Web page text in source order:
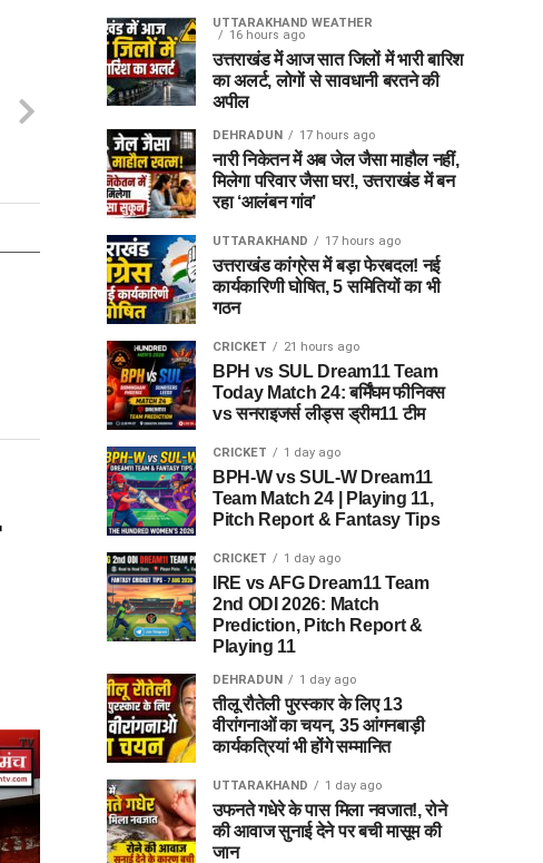
UTTARAKHAND WEATHER
16 hours ago
उत्तराखंड में आज सात जिलों में भारी बारिश
का अलर्ट, लोगों से सावधानी बरतने की
अपील
DEHRADUN 17 hours ago
नारी निकेतन में अब जेल जैसा माहौल नहीं,
मिलेगा परिवार जैसा घर!, उत्तराखंड में बन
रहा ‘आलंबन गांव’
UTTARAKHAND 17 hours ago
उत्तराखंड कांग्रेस में बड़ा फेरबदल! नई
कार्यकारिणी घोषित, 5 समितियों का भी
गठन
CRICKET 21 hours ago
BPH vs SUL Dream11 Team
Today Match 24: बर्मिंघम फीनिक्स
vs सनराइजर्स लीड्स ड्रीम11 टीम
CRICKET 1 day ago
BPH-W vs SUL-W Dream11
Team Match 24 | Playing 11,
Pitch Report & Fantasy Tips
CRICKET 1 day ago
IRE vs AFG Dream11 Team
2nd ODI 2026: Match
Prediction, Pitch Report &
Playing 11
DEHRADUN 1 day ago
तीलू रौतेली पुरस्कार के लिए 13
वीरांगनाओं का चयन, 35 आंगनबाड़ी
कार्यकत्रियां भी होंगे सम्मानित
UTTARAKHAND 1 day ago
उफनते गधेरे के पास मिला नवजात!, रोने
की आवाज सुनाई देने पर बची मासूम की
जान